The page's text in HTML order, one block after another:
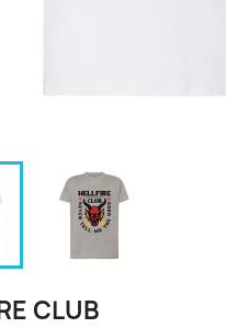
CLUB